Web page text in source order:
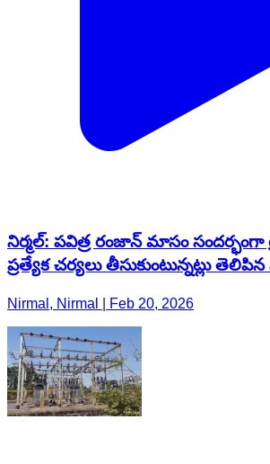
నిర్మల్: పవిత్ర రంజాన్ మాసం సందర్భంగా
ప్రత్యేక చర్యలు తీసుకుంటున్నట్లు
Nirmal, Nirmal | Feb 20, 2026